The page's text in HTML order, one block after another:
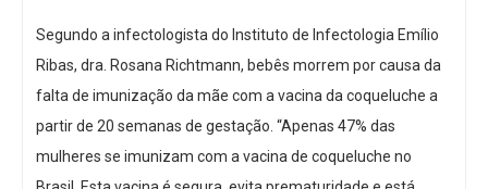
Segundo a infectologista do Instituto de Infectologia Emílio
Ribas, dra. Rosana Richtmann, bebês morrem por causa da
falta de imunização da mãe com a vacina da coqueluche a
partir de 20 semanas de gestação. “Apenas 47% das
mulheres se imunizam com a vacina de coqueluche no